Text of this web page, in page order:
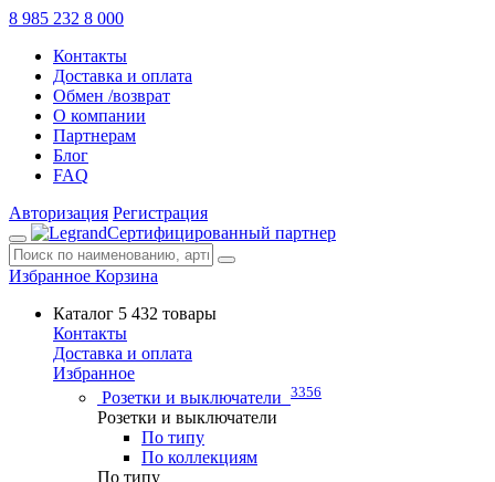
8 985 232 8 000
Контакты
Доставка и оплата
Обмен /возврат
О компании
Партнерам
Блог
FAQ
Авторизация Регистрация
Сертифицированный партнер
Избранное Корзина
Каталог 5 432 товары
Контакты
Доставка и оплата
Избранное
Розетки и выключатели 3356
Розетки и выключатели
По типу
По коллекциям
По типу